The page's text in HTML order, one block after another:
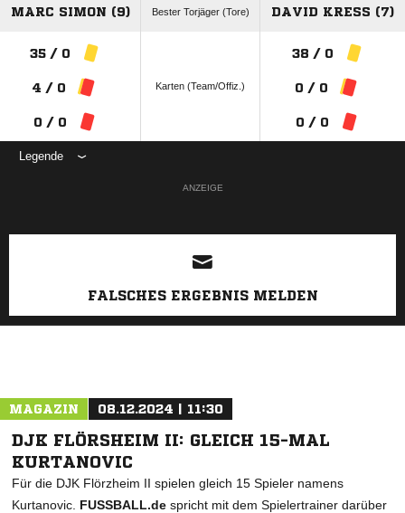
MARC SIMON (9) Bester Torjäger (Tore) DAVID KRESS (7)
35 / 0
4 / 0
0 / 0
Karten (Team/Offiz.)
38 / 0
0 / 0
0 / 0
Legende
ANZEIGE
FALSCHES ERGEBNIS MELDEN
MAGAZIN 08.12.2024 | 11:30
DJK FLÖRSHEIM II: GLEICH 15-MAL
KURTANOVIC
Für die DJK Flörzheim II spielen gleich 15 Spieler namens
Kurtanovic. FUSSBALL.de spricht mit dem Spielertrainer darüber